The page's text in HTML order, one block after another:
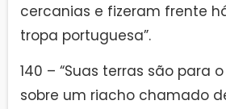
cercanias e fizeram frente
tropa portuguesa”.
140 – “Suas terras são para
sobre um riacho chamado